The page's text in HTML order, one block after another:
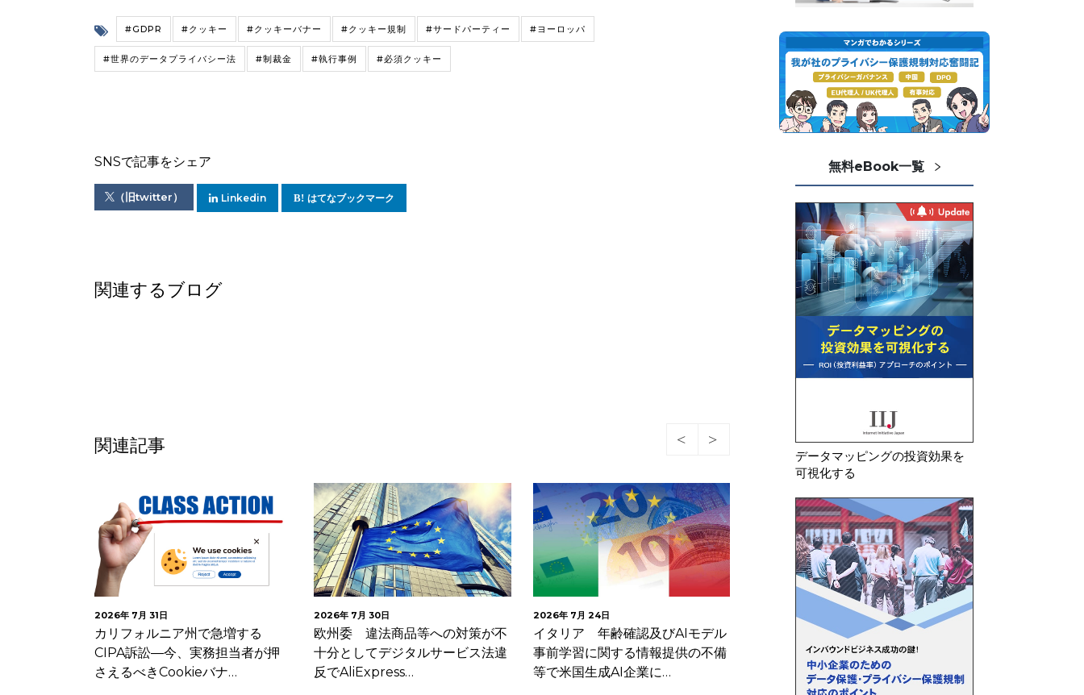
#GDPR #クッキー #クッキーバナー #クッキー規制 #サードパーティー #ヨーロッパ
#世界のデータプライバシー法 #制裁金 #執行事例 #必須クッキー
SNSで記事をシェア
（旧twitter） Linkedin はてなブックマーク
関連するブログ
関連記事
2026年 7月 31日
カリフォルニア州で急増する
CIPA訴訟―今、実務担当者が押
さえるべきCookieバナ…
2026年 7月 30日
欧州委 違法商品等への対策が不
十分としてデジタルサービス法違
反でAliExpress…
2026年 7月 24日
イタリア 年齢確認及びAIモデル
事前学習に関する情報提供の不備
等で米国生成AI企業に…
2026年 7月 23日
韓国 安全管理措置の不備及び不
要な個人情報を廃棄していなかっ
たことを理由に生活用品メ…
無料eBook一覧
データマッピングの投資効果を
可視化する